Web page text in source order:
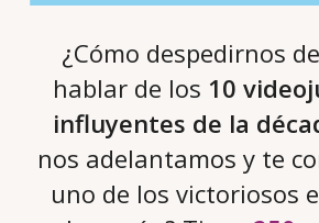
¿Cómo despedirnos
hablar de los 10
influyentes de la
nos adelantamos y te
uno de los victoriosos